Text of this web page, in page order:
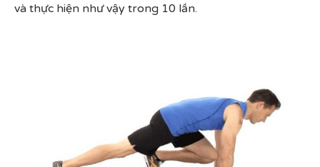
và thực hiện như vậy trong 10 lần.